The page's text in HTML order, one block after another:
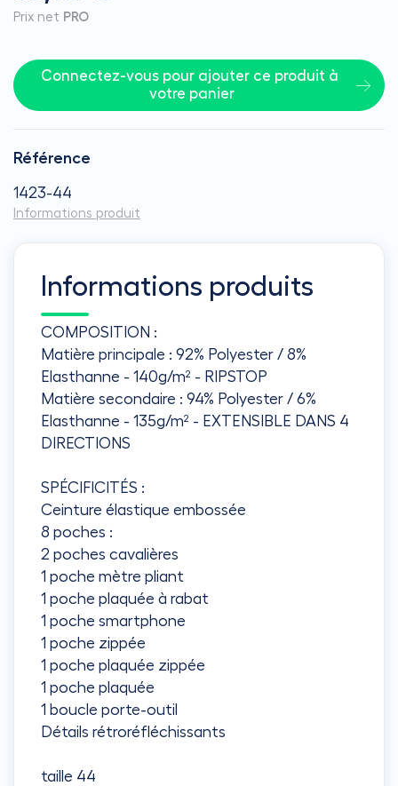
Prix net PRO
Connectez-vous pour ajouter ce produit à
votre panier
Référence
1423-44
Informations produit
Informations produits
COMPOSITION :
Matière principale : 92% Polyester / 8%
Elasthanne - 140g/m² - RIPSTOP
Matière secondaire : 94% Polyester / 6%
Elasthanne - 135g/m² - EXTENSIBLE DANS 4
DIRECTIONS
SPÉCIFICITÉS :
Ceinture élastique embossée
8 poches :
2 poches cavalières
1 poche mètre pliant
1 poche plaquée à rabat
1 poche smartphone
1 poche zippée
1 poche plaquée zippée
1 poche plaquée
1 boucle porte-outil
Détails rétroréfléchissants
taille 44